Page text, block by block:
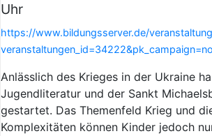
Uhr
https://www.bildungsserver.de/
Anlässlich des Krieges in der Ukraine
Jugendliteratur und der Sankt
gestartet. Das Themenfeld Krieg und
Komplexitäten können Kinder jedoch